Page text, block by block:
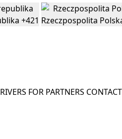
+421 Rzeczpospolita
FOR PARTNERS CONTACT